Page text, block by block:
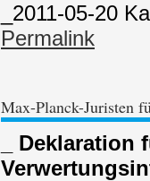
_2011-05-20
Permalink
Max-Planck-Juristen
_